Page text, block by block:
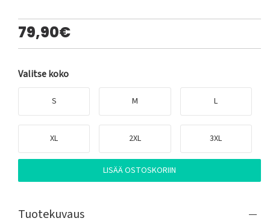
79,90€
Valitse koko
S M L
XL 2XL 3XL
LISÄÄ OSTOSKORIIN
Tuotekuvaus